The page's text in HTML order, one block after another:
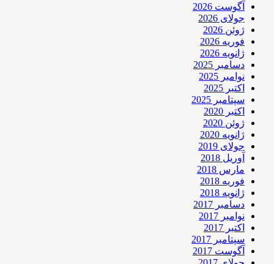
آگوست 2026
جولای 2026
ژوئن 2026
فوریه 2026
ژانویه 2026
دسامبر 2025
نوامبر 2025
اکتبر 2025
سپتامبر 2025
اکتبر 2020
ژوئن 2020
ژانویه 2020
جولای 2019
آوریل 2018
مارس 2018
فوریه 2018
ژانویه 2018
دسامبر 2017
نوامبر 2017
اکتبر 2017
سپتامبر 2017
آگوست 2017